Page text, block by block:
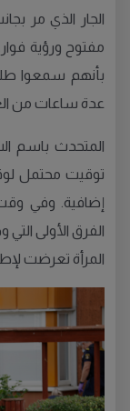
الجار الذي مر
مفتوح ورؤية
عدة ساعات من
المتحدث باسم
توقيت محتمل
الفرق الأولى
المرأة تعرضت